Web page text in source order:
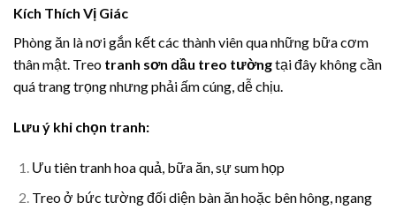
Kích Thích Vị Giác
Phòng ăn là nơi gắn kết các thành viên qua những bữa cơm
thân mật. Treo tranh sơn dầu treo tườngtại đây không cần
quá trang trọng nhưng phải ấm cúng, dễ chịu.
Lưu ý khi chọn tranh:
Ưu tiên tranh hoa quả, bữa ăn, sự sum họp
Treo ở bức tường đối diện bàn ăn hoặc bên hông, ngang